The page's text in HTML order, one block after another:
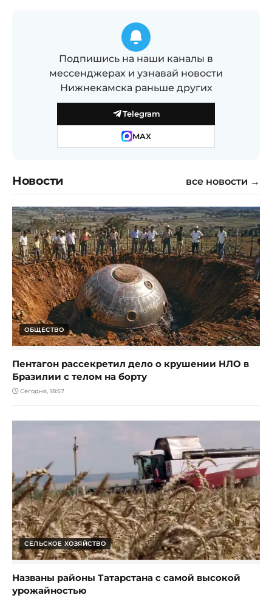
Подпишись на наши каналы в
мессенджерах и узнавай новости
Нижнекамска раньше других
Telegram
MAX
Новости все новости →
ОБЩЕСТВО
Пентагон рассекретил дело о крушении НЛО в
Бразилии с телом на борту
Сегодня, 18:57
СЕЛЬСКОЕ ХОЗЯЙСТВО
Названы районы Татарстана с самой высокой
урожайностью